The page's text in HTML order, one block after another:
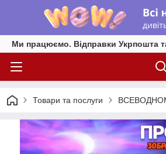
Ми працюємо. Відправки Укрпошта
Товари та послуги